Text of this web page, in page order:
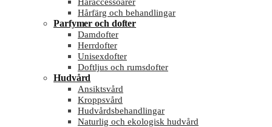
Hårfärg och behandlingar
Parfymer och dofter
Damdofter
Herrdofter
Unisexdofter
Doftljus och rumsdofter
Hudvård
Ansiktsvård
Kroppsvård
Hudvårdsbehandlingar
Naturlig och ekologisk hudvård